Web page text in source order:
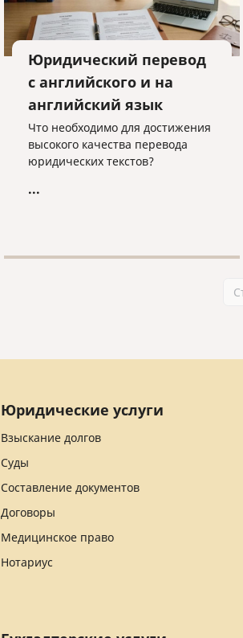
Юридический перевод
с английского и на
английский язык
Что необходимо для достижения
высокого качества перевода
юридических текстов?
...
Юридические услуги
Взыскание долгов
Суды
Составление документов
Договоры
Медицинское право
Нотариус